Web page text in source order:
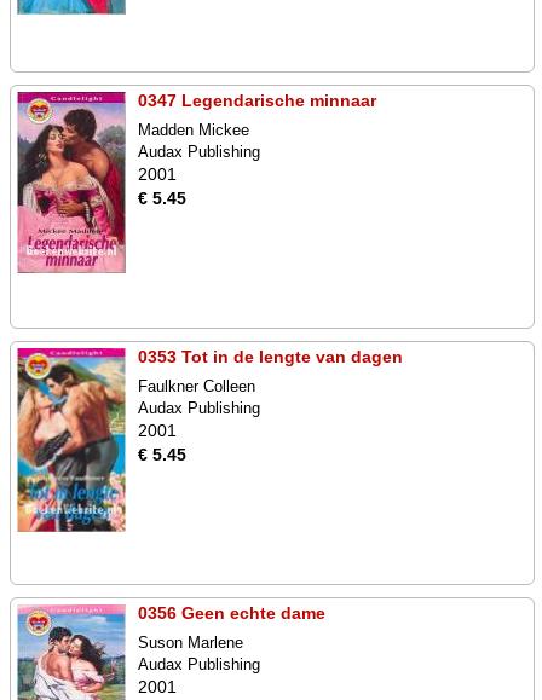
0347 Legendarische minnaar
Madden Mickee
Audax Publishing
2001
€ 5.45
0353 Tot in de lengte van dagen
Faulkner Colleen
Audax Publishing
2001
€ 5.45
0356 Geen echte dame
Suson Marlene
Audax Publishing
2001